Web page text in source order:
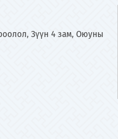
Зүүн 4 зам, Оюуны